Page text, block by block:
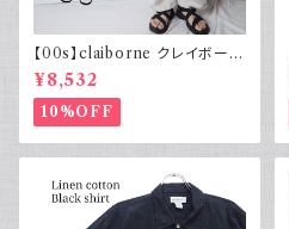
【00s】claiborne クレイボーン
リネンコットンパンツ ツータック
¥8,532
10%OFF